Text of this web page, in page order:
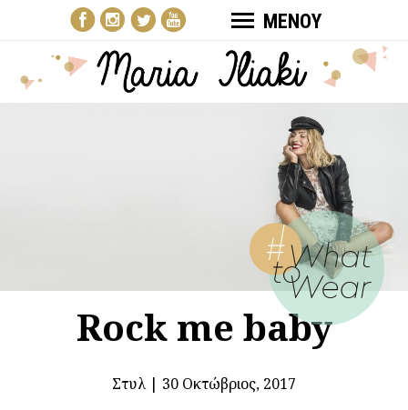
ΜΕΝΟΥ
Rock me baby
Στυλ| 30 Οκτώβριος, 2017